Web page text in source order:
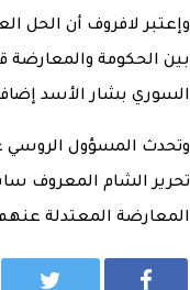
وإعتبر لافروف أن الحل
بين الحكومة والمعارضة
السوري بشار الأسد
وتحدث المسؤول الروسي
تحرير الشام المعروف
المعارضة المعتدلة